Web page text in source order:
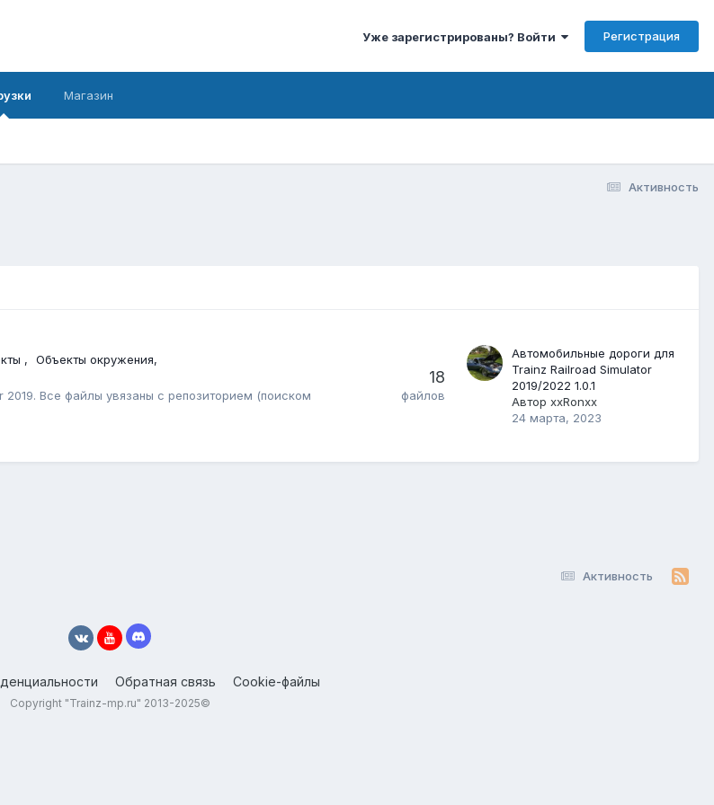
Уже зарегистрированы? Войти Регистрация
Магазин
Активность
Объекты окружения
Все файлы увязаны с репозиторием (поиском
18
файлов
Автомобильные дороги для
Trainz Railroad Simulator
2019/2022 1.0.1
Автор xxRonxx
24 марта, 2023
Активность
Обратная связь Cookie-файлы
Copyright "Trainz-mp.ru" 2013-2025©